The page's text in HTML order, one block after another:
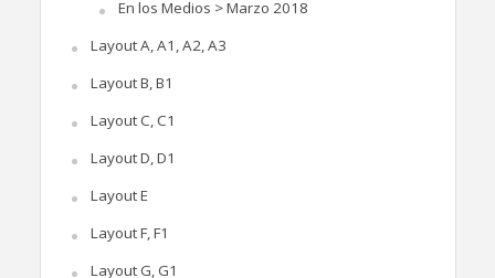
En los Medios > Marzo 2018
Layout A, A1, A2, A3
Layout B, B1
Layout C, C1
Layout D, D1
Layout E
Layout F, F1
Layout G, G1